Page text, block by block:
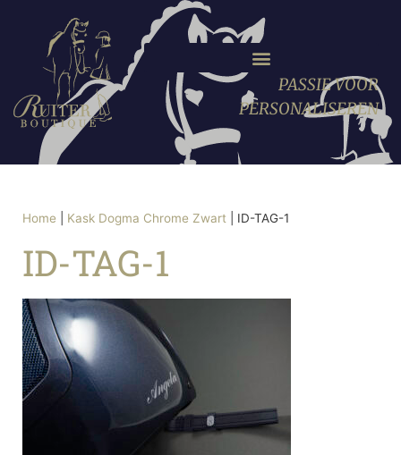
PASSIE VOOR
PERSONALISEREN
Home Kask Dogma Chrome Zwart ID-TAG-1
ID-TAG-1